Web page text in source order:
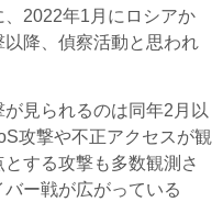
2022年1月にロシアか
降、偵察活動と思われ
見られるのは同年2月以
攻撃や不正アクセスが観
する攻撃も多数観測さ
ー戦が広がっている